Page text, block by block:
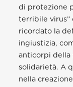
di protezione
terribile virus”
ricordato la
ingiustizia,
anticorpi della
solidarietà. A
nella